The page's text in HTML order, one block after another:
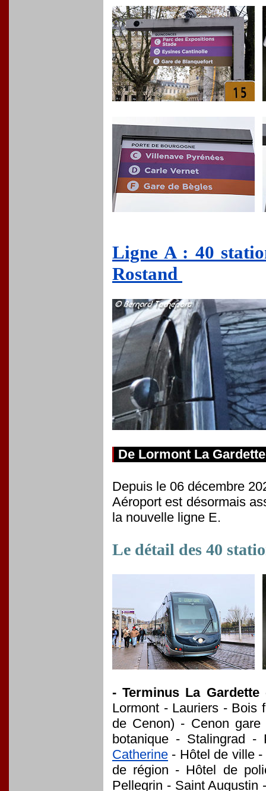
Ligne A : 40
Rostand
De Lormont La
Depuis le 06 décembre
Aéroport est désormais
la nouvelle ligne E.
Le détail des 40
- Terminus La
Lormont - Lauriers - Bois
de Cenon) - Cenon
botanique - Stalingrad
Catherine - Hôtel de ville
de région - Hôtel de
Pellegrin - Saint Augustin